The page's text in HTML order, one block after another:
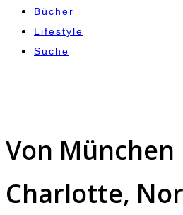
Bücher
Lifestyle
Suche
Von München
Charlotte,